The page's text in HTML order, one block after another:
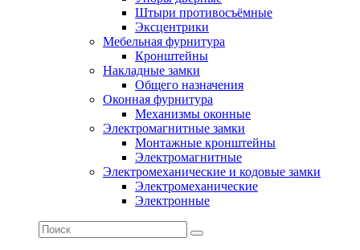
Штыри противосъёмные
Эксцентрики
Мебельная фурнитура
Кронштейны
Накладные замки
Общего назначения
Оконная фурнитура
Механизмы оконные
Электромагнитные замки
Монтажные кронштейны
Электромагнитные
Электромеханические и кодовые замки
Электромеханические
Электронные